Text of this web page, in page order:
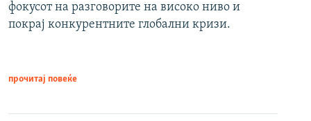
фокусот на разговорите на високо ниво и
покрај конкурентните глобални кризи.
прочитај повеќе